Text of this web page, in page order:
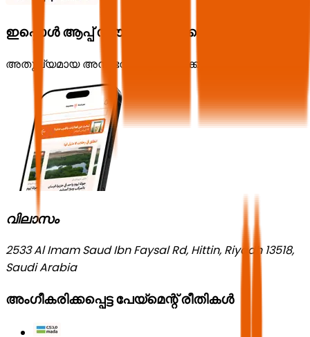
ഇപ്പൊൾ ആപ്പ് ഡൗൺലോഡ് ചെയ്യൂ
അതുല്യമായ അനുഭവം ആസ്വദിക്കൂ!
വിലാസം
2533 Al Imam Saud Ibn Faysal Rd, Hittin, Riyadh 13518,
Saudi Arabia
അംഗീകരിക്കപ്പെട്ട പേയ്മെന്റ് രീതികൾ